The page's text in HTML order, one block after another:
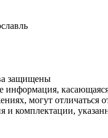
защищены
информация,
могут
и комплектации,